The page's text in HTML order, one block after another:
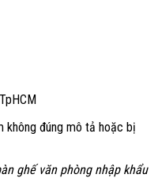
không đúng mô tả hoặc bị
ghế văn phòng nhập khẩu